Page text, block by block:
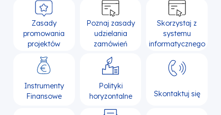
Zasady
promowania
projektów
Poznaj zasady
udzielania
zamówień
Skorzystaj z
systemu
informatycznego
Instrumenty
Finansowe
Polityki
horyzontalne
Skontaktuj się